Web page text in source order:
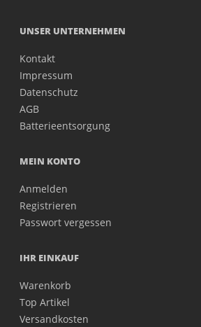
UNSER UNTERNEHMEN
Kontakt
Impressum
Datenschutz
AGB
Batterieentsorgung
MEIN KONTO
Anmelden
Registrieren
Passwort vergessen
IHR EINKAUF
Warenkorb
Top Artikel
Versandkosten